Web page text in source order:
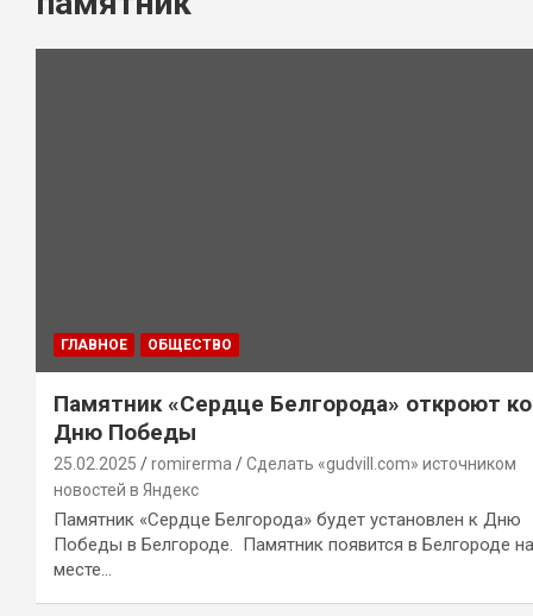
ГЛАВНОЕ ОБЩЕСТВО
Памятник «Сердце Белгорода» откроют ко
Дню Победы
25.02.2025 romirerma
Сделать «gudvill.com» источником
новостей в Яндекс
Памятник «Сердце Белгорода» будет установлен к Дню
Победы в Белгороде. Памятник появится в Белгороде на
месте…